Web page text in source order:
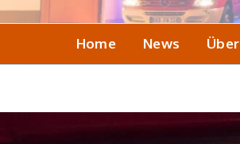
Home
News